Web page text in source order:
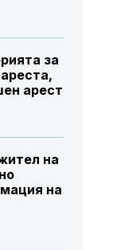
за
арест
на
на